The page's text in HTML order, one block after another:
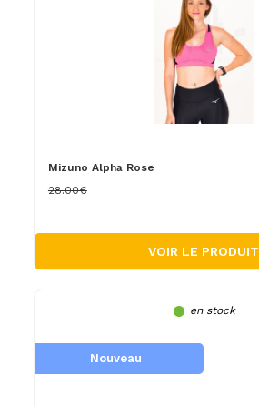
Mizuno Alpha Rose
28.00€
VOIR LE PRODUIT
en stock
Nouveau